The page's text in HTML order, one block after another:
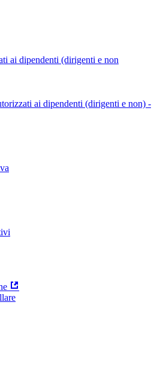
ai dipendenti (dirigenti e non
ai dipendenti (dirigenti e non) -